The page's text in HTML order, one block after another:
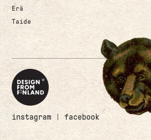
Erä
Taide
instagram |facebook